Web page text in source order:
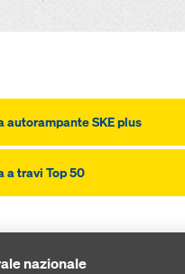
autorampante SKE plus
a travi Top 50
nazionale